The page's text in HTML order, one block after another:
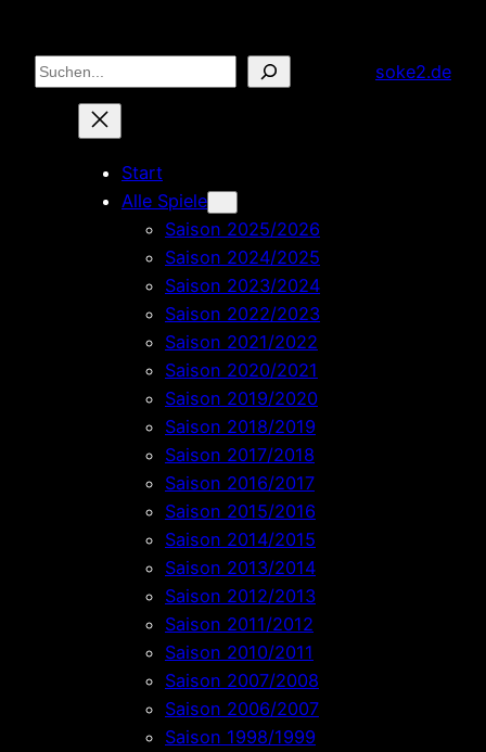
Inhalt
springen
Suchen soke2.de
Start
Alle Spiele
Saison 2025/2026
Saison 2024/2025
Saison 2023/2024
Saison 2022/2023
Saison 2021/2022
Saison 2020/2021
Saison 2019/2020
Saison 2018/2019
Saison 2017/2018
Saison 2016/2017
Saison 2015/2016
Saison 2014/2015
Saison 2013/2014
Saison 2012/2013
Saison 2011/2012
Saison 2010/2011
Saison 2007/2008
Saison 2006/2007
Saison 1998/1999